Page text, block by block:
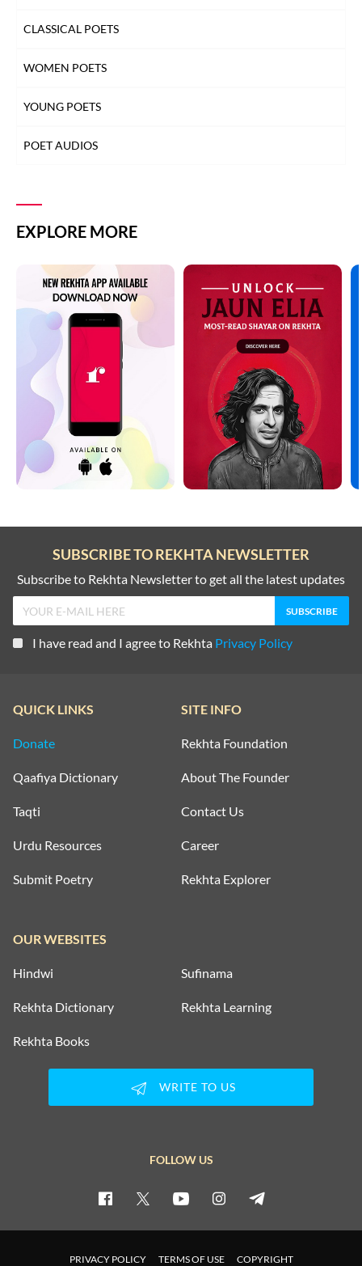
CLASSICAL POETS
WOMEN POETS
YOUNG POETS
POET AUDIOS
EXPLORE MORE
SUBSCRIBE TO REKHTA NEWSLETTER
Subscribe to Rekhta Newsletter to get all the latest updates
I have read and I agree to Rekhta Privacy Policy
QUICK LINKS
Donate
Qaafiya Dictionary
Taqti
Urdu Resources
Submit Poetry
SITE INFO
Rekhta Foundation
About The Founder
Contact Us
Career
Rekhta Explorer
OUR WEBSITES
Hindwi Sufinama
Rekhta Dictionary Rekhta Learning
Rekhta Books
WRITE TO US
FOLLOW US
PRIVACY POLICY TERMS OF USE COPYRIGHT